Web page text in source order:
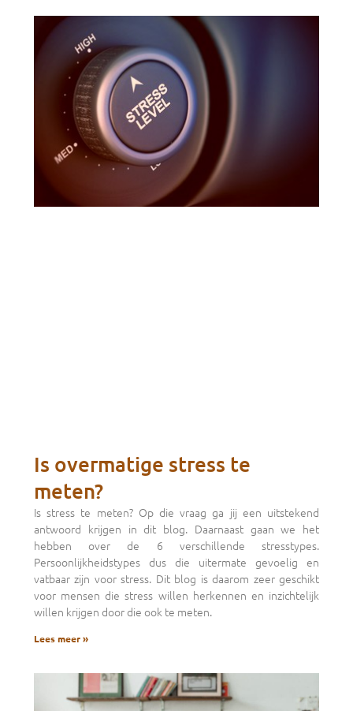
Is overmatige stress te
meten?
Is stress te meten? Op die vraag ga jij een uitstekend
antwoord krijgen in dit blog. Daarnaast gaan we het
hebben over de 6 verschillende stresstypes.
Persoonlijkheidstypes dus die uitermate gevoelig en
vatbaar zijn voor stress. Dit blog is daarom zeer geschikt
voor mensen die stress willen herkennen en inzichtelijk
willen krijgen door die ook te meten.
Lees meer »